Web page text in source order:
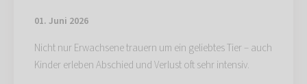
01. Juni 2026
Nicht nur Erwachsene trauern um ein geliebtes Tier – auch
Kinder erleben Abschied und Verlust oft sehr intensiv.